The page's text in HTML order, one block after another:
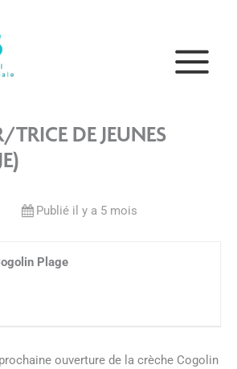
TRICE DE JEUNES
Publié il y a 5 mois
Plage
ouverture de la crèche Cogolin